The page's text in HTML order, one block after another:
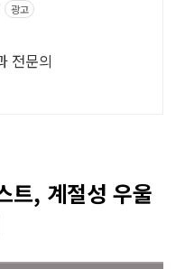
광고
전문의
트, 계절성 우울